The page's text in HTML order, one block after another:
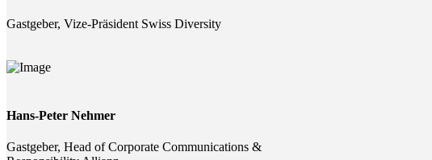
Gastgeber, Vize-Präsident Swiss Diversity
Hans-Peter Nehmer
Gastgeber, Head of Corporate Communications &